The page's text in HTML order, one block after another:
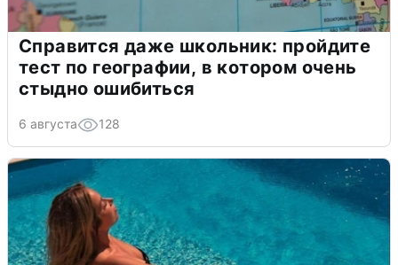
Справится даже школьник: пройдите
тест по географии, в котором очень
стыдно ошибиться
6 августа 128